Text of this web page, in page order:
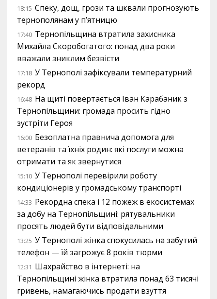
18:15 Спеку, дощ, грози та шквали прогнозують
тернополянам у п’ятницю
17:40 Тернопільщина втратила захисника
Михайла Скоробогатого: понад два роки
вважали зниклим безвісти
17:18 У Тернополі зафіксували температурний
рекорд
16:48 На щиті повертається Іван Карабаник з
Тернопільщини: громада просить гідно
зустріти Героя
16:00 Безоплатна правнича допомога для
ветеранів та їхніх родин: які послуги можна
отримати та як звернутися
15:10 У Тернополі перевірили роботу
кондиціонерів у громадському транспорті
14:33 Рекордна спека і 12 пожеж в екосистемах
за добу на Тернопільщині: рятувальники
просять людей бути відповідальними
13:25 У Тернополі жінка спокусилась на забутий
телефон — їй загрожує 8 років тюрми
12:31 Шахрайство в інтернеті: на
Тернопільщині жінка втратила понад 63 тисячі
гривень, намагаючись продати взуття